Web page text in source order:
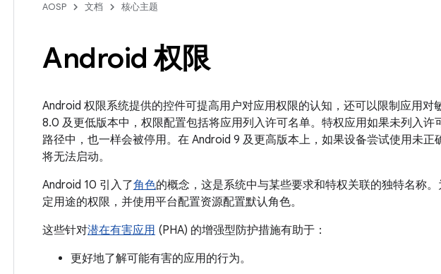
AOSP 文档 核心主题
Android 权限
Android 权限系统提供的控件可提高用户对应用权限的认知，还可以限制应用对
8.0 及更低版本中，权限配置包括将应用列入许可名单。特权应用如果未列入许
路径中，也一样会被停用。在 Android 9 及更高版本上，如果设备尝试使用未正
将无法启动。
Android 10 引入了角色的概念，这是系统中与某些要求和特权关联的独特名称
定用途的权限，并使用平台配置资源配置默认角色。
这些针对潜在有害应用 (PHA) 的增强型防护措施有助于：
更好地了解可能有害的应用的行为。